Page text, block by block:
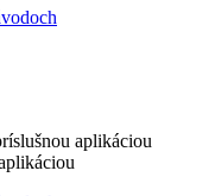
aplikáciou